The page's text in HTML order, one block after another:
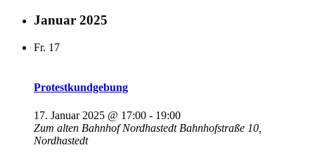
Januar 2025
Fr. 17
Protestkundgebung
17. Januar 2025 @ 17:00 - 19:00
Zum alten Bahnhof Nordhastedt Bahnhofstraße 10,
Nordhastedt